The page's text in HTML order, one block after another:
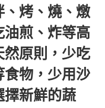
、烤、燒、燉
油煎、炸等高
然原則，少吃
食物，少用沙
擇新鮮的蔬